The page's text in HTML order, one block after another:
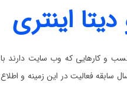
اینتری
و کارهایی که وب سایت دارند با
فعالیت در این زمینه و اطلاع